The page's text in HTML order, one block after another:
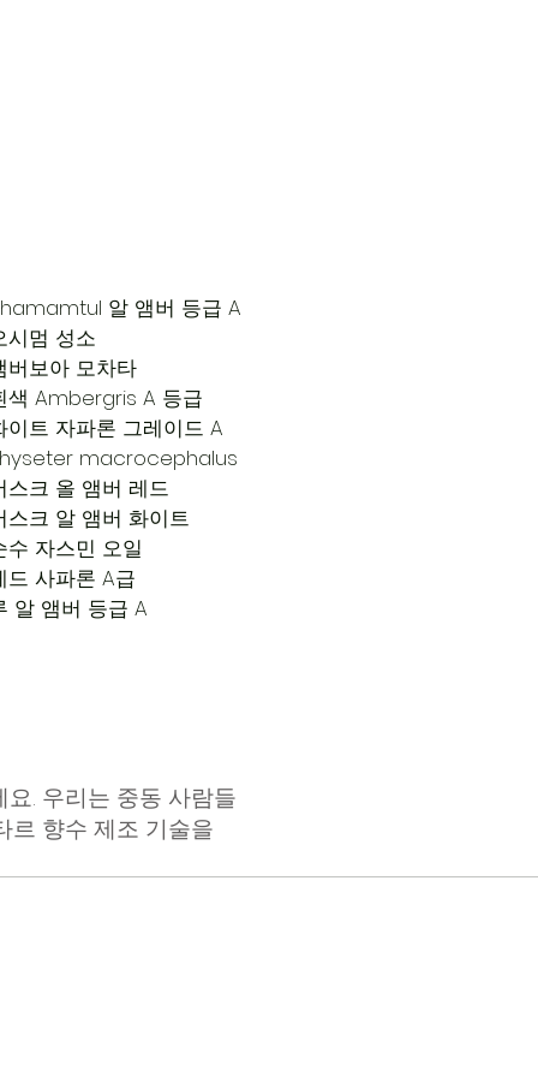
알 앰버 등급 A
시멈 성소
버보아 모차타
색 Ambergris A 등급
이트 자파론 그레이드 A
macrocephalus
스크 올 앰버 레드
스크 알 앰버 화이트
수 자스민 오일
드 사파론 A급
알 앰버 등급 A
. 우리는 중동 사람들
르 향수 제조 기술을